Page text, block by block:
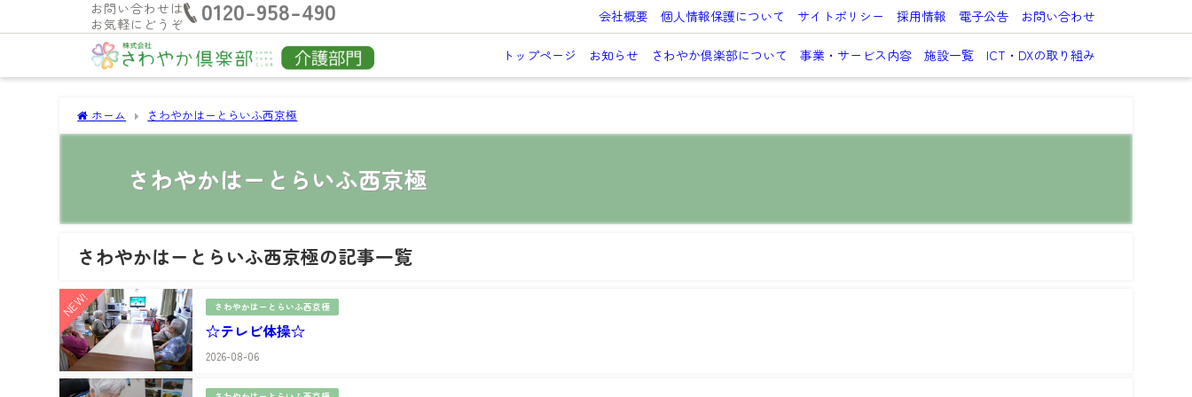
お問い合わせは
お気軽にどうぞ
0120-958-490 会社概要 個人情報保護について サイトポリシー 採用情報 電子公告 お問い合わせ
トップページ お知らせ さわやか倶楽部について 事業・サービス内容 施設一覧 ICT・DXの取り組み
ホーム さわやかはーとらいふ西京極
さわやかはーとらいふ西京極
さわやかはーとらいふ西京極の記事一覧
NEW! さわやかはーとらいふ西京極
☆テレビ体操☆
2026-08-06